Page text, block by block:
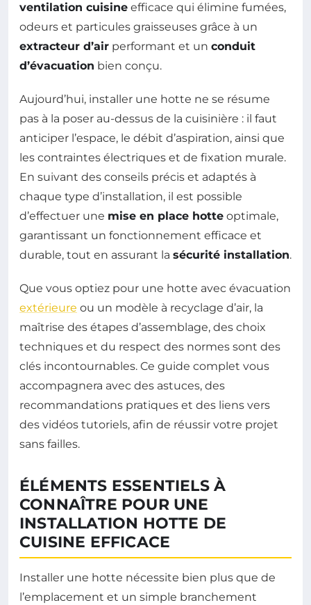
ventilation cuisine efficace qui élimine fumées,
odeurs et particules graisseuses grâce à un
extracteur d’air performant et un conduit
d’évacuation bien conçu.
Aujourd’hui, installer une hotte ne se résume
pas à la poser au-dessus de la cuisinière : il faut
anticiper l’espace, le débit d’aspiration, ainsi que
les contraintes électriques et de fixation murale.
En suivant des conseils précis et adaptés à
chaque type d’installation, il est possible
d’effectuer une mise en place hotte optimale,
garantissant un fonctionnement efficace et
durable, tout en assurant la sécurité installation.
Que vous optiez pour une hotte avec évacuation
extérieure ou un modèle à recyclage d’air, la
maîtrise des étapes d’assemblage, des choix
techniques et du respect des normes sont des
clés incontournables. Ce guide complet vous
accompagnera avec des astuces, des
recommandations pratiques et des liens vers
des vidéos tutoriels, afin de réussir votre projet
sans failles.
ÉLÉMENTS ESSENTIELS À
CONNAÎTRE POUR UNE
INSTALLATION HOTTE DE
CUISINE EFFICACE
Installer une hotte nécessite bien plus que de
l’emplacement et un simple branchement